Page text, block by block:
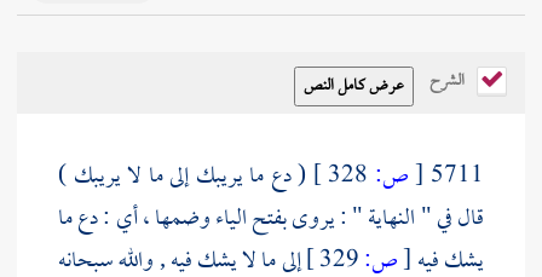
الشرح
5711
[ص:
( دع ما يريبك إلى ما لا يريبك )
قال في " النهاية " : يروى بفتح الياء وضمها ، أي : دع ما
يشك فيه[ص:
إلى ما لا يشك فيه , والله سبحانه